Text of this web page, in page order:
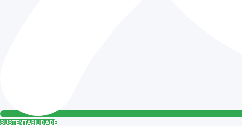
SUSTENTABILIDADE